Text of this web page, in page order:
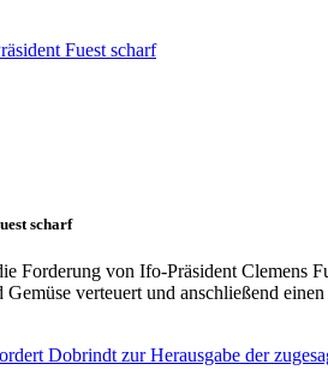
scharf
Forderung von Ifo-Präsident Clemens
verteuert und anschließend